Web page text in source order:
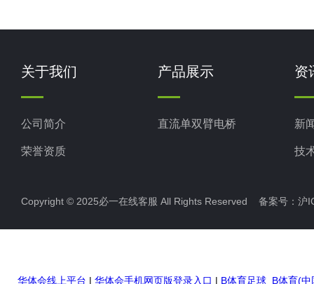
关于我们
公司简介
荣誉资质
产品展示
直流单双臂电桥
资
新
技
Copyright © 2025必一在线客服 All Rights Reserved 备案号： 沪
华体会线上平台 | 华体会手机网页版登录入口 | B体育足球_B体育(中